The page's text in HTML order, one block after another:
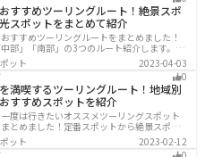
すすめツーリングルート！絶景スポ
スポットをまとめて紹介
すすめツーリングルートをまとめました！
中部」「南部」の3つのルート紹介します。海
た自然豊かなエリアが広がり、様々な楽し
す。バイクで和歌山県にツーリングに行く
てください。
ット
2023-04-03
0
満喫するツーリングルート！地域別
すすめスポットを紹介
度は行きたいオススメツーリングスポット
とめました！定番スポットから絶景スポッ
、海、グルメなど様々なジャンルで楽しめ
で鹿児島ツーリングに行こうと思っている
ット
2023-02-12